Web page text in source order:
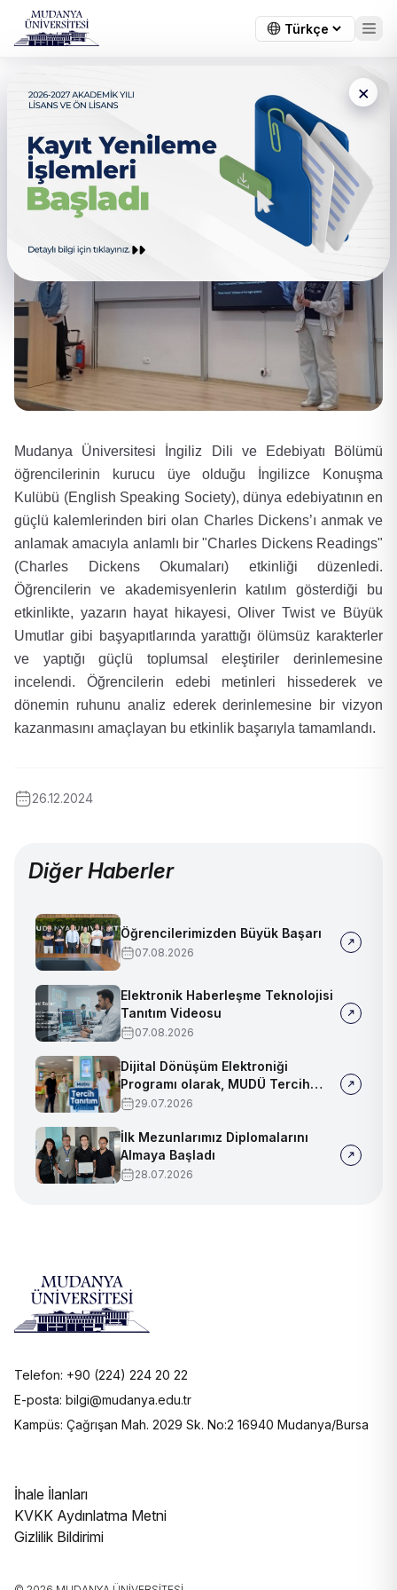
×
İngiliz Edebiyatının Usta
Kalemi Charles Dickens,
Okuma Etkinliğiyle Anıldı
Mudanya Üniversitesi İngiliz Dili ve Edebiyatı Bölümü
öğrencilerinin kurucu üye olduğu İngilizce Konuşma
Kulübü (English Speaking Society), dünya edebiyatının en
güçlü kalemlerinden biri olan Charles Dickens’ı anmak ve
anlamak amacıyla anlamlı bir "Charles Dickens Readings"
(Charles Dickens Okumaları) etkinliği düzenledi.
Öğrencilerin ve akademisyenlerin katılım gösterdiği bu
etkinlikte, yazarın hayat hikayesi, Oliver Twist ve Büyük
Umutlar gibi başyapıtlarında yarattığı ölümsüz karakterler
ve yaptığı güçlü toplumsal eleştiriler derinlemesine
incelendi. Öğrencilerin edebi metinleri hissederek ve
dönemin ruhunu analiz ederek derinlemesine bir vizyon
kazanmasını amaçlayan bu etkinlik başarıyla tamamlandı.
26.12.2024
Diğer Haberler
Öğrencilerimizden Büyük Başarı
07.08.2026
Elektronik Haberleşme Teknolojisi
Tanıtım Videosu
07.08.2026
Dijital Dönüşüm Elektroniği
Programı olarak, MUDÜ Tercih
Tanıtım Günleri'nde biz de
29.07.2026
İlk Mezunlarımız Diplomalarını
Almaya Başladı
28.07.2026
Telefon: +90 (224) 224 20 22
E-posta: bilgi@mudanya.edu.tr
Kampüs: Çağrışan Mah. 2029 Sk. No:2 16940 Mudanya/Bursa
İhale İlanları
KVKK Aydınlatma Metni
Gizlilik Bildirimi